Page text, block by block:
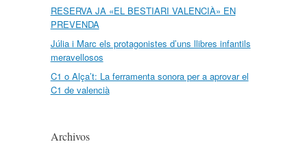
RESERVA JA «EL BESTIARI VALENCIÀ» EN
PREVENDA
Júlia i Marc els protagonistes d’uns llibres infantils
meravellosos
C1 o Alça’t: La ferramenta sonora per a aprovar el
C1 de valencià
Archivos